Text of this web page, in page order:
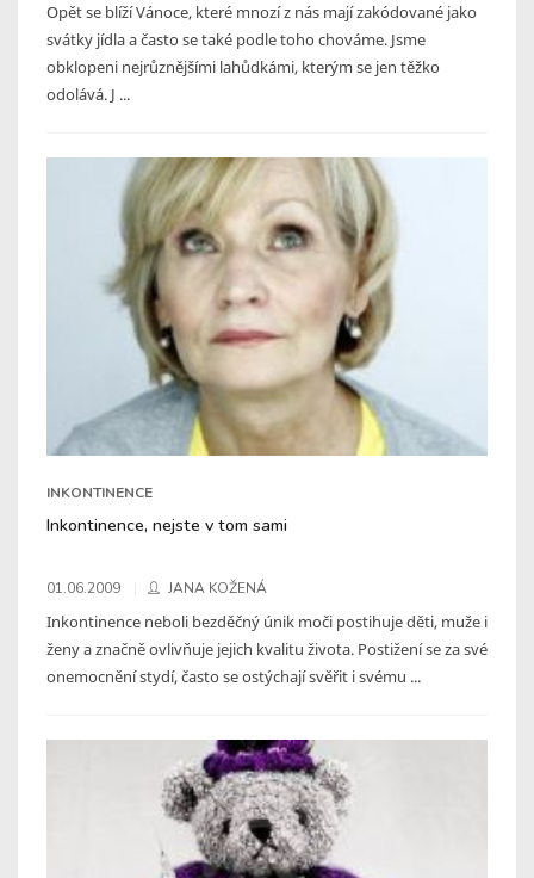
Opět se blíží Vánoce, které mnozí z nás mají zakódované jako
svátky jídla a často se také podle toho chováme. Jsme
obklopeni nejrůznějšími lahůdkámi, kterým se jen těžko
odolává. J ...
INKONTINENCE
Inkontinence, nejste v tom sami
01.06.2009 JANA KOŽENÁ
Inkontinence neboli bezděčný únik moči postihuje děti, muže i
ženy a značně ovlivňuje jejich kvalitu života. Postižení se za své
onemocnění stydí, často se ostýchají svěřit i svému ...